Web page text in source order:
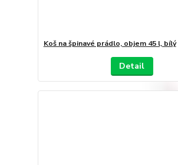
Koš na špinavé prádlo, objem 45 l, bílý
Detail